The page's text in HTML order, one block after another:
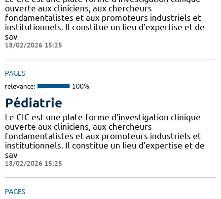
ouverte aux cliniciens, aux chercheurs
fondamentalistes et aux promoteurs industriels et
institutionnels. Il constitue un lieu d'expertise et de
sav
18/02/2026 15:25
PAGES
relevance: 100%
Pédiatrie
Le CIC est une plate-forme d'investigation clinique
ouverte aux cliniciens, aux chercheurs
fondamentalistes et aux promoteurs industriels et
institutionnels. Il constitue un lieu d'expertise et de
sav
18/02/2026 15:25
PAGES